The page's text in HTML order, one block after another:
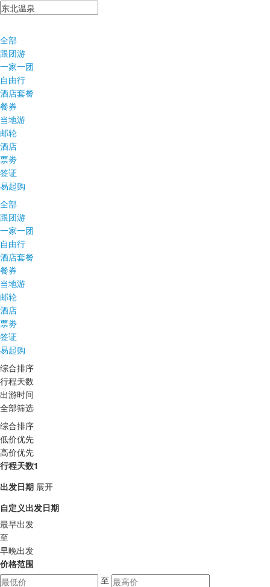
全部
跟团游
一家一团
自由行
酒店套餐
餐券
当地游
邮轮
酒店
票劵
签证
易起购
全部
跟团游
一家一团
自由行
酒店套餐
餐券
当地游
邮轮
酒店
票劵
签证
易起购
综合排序
行程天数
出游时间
全部筛选
综合排序
低价优先
高价优先
行程天数1
出发日期 展开
自定义出发日期
最早出发
至
早晚出发
价格范围
至